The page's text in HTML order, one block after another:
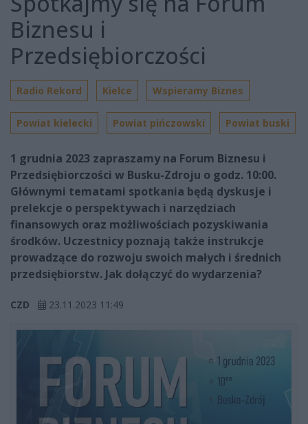
Biznesu i
Przedsiębiorczości
Radio Rekord Kielce Wspieramy Biznes
Powiat kielecki Powiat pińczowski Powiat buski
1 grudnia 2023 zapraszamy na Forum Biznesu i
Przedsiębiorczości w Busku-Zdroju o godz. 10:00.
Głównymi tematami spotkania będą dyskusje i
prelekcje o perspektywach i narzędziach
finansowych oraz możliwościach pozyskiwania
środków. Uczestnicy poznają także instrukcje
prowadzące do rozwoju swoich małych i średnich
przedsiębiorstw. Jak dołączyć do wydarzenia?
CZD 23.11.2023 11:49